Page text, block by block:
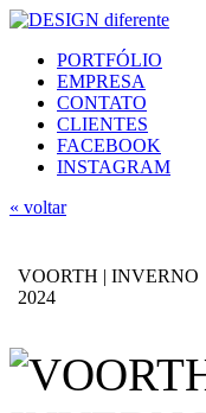
PORTFÓLIO
EMPRESA
CONTATO
CLIENTES
FACEBOOK
INSTAGRAM
« voltar
VOORTH | INVERNO
2024